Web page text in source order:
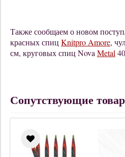
Также сообщаем о новом
красных спиц Knitpro Amore,
см, круговых спиц NovaMetal
Сопутствующие